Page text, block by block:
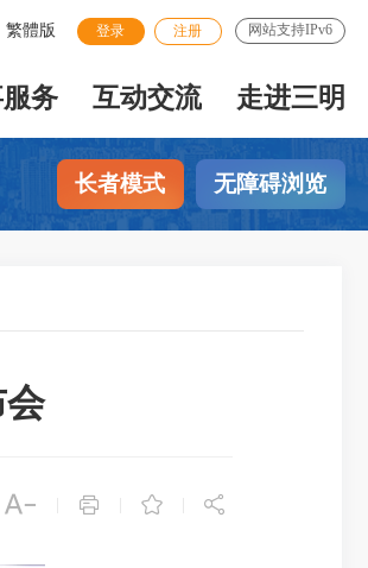
繁體版 登录 注册 网站支持IPv6
务 互动交流 走进三明
长者模式 无障碍浏览
   